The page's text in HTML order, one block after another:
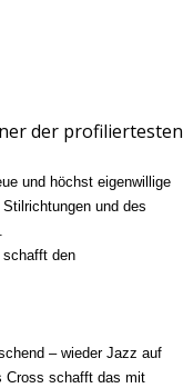
der profiliertesten
und höchst eigenwillige
und des
schafft den
– wieder Jazz auf
Cross schafft das mit